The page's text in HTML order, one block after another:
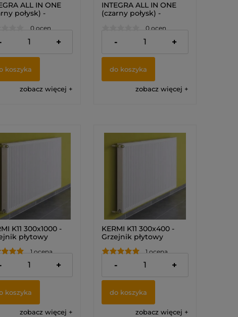
ALL IN ONE
połysk) -
montażu
(LEWY)
0 ocen
zł +
koszyka
zobacz więcej
INTEGRA ALL IN ONE
(czarny połysk) -
z możliwością montażu
grzałki (PRAWY)
0 ocen
519,00 zł
- +
do koszyka
zobacz więcej
K11 300x1000 -
płytowy
1 ocena
zł +
koszyka
zobacz więcej
KERMI K11 300x400 -
Grzejnik płytowy
1 ocena
236,00 zł
- +
do koszyka
zobacz więcej